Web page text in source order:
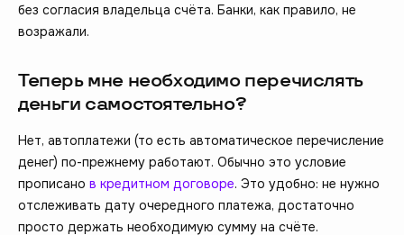
без согласия владельца счёта. Банки, как правило, не
возражали.
Теперь мне необходимо перечислять
деньги самостоятельно?
Нет, автоплатежи (то есть автоматическое перечисление
денег) по-прежнему работают. Обычно это условие
прописано в кредитном договоре. Это удобно: не нужно
отслеживать дату очередного платежа, достаточно
просто держать необходимую сумму на счёте.